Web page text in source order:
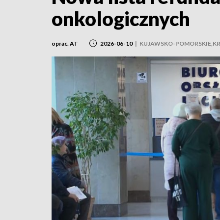
onkologicznych
oprac. AT 2026-06-10 | KUJAWSKO-